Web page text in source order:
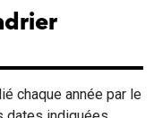
chaque année par le